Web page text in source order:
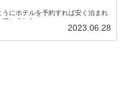
うにホテルを予約すれば安く泊まれ
いました。
2023.06.28